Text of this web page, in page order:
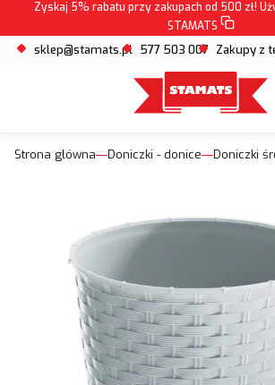
Zyskaj 5% rabatu przy zakupach od 500 zł!
STAMATS
sklep@stamats.pl 577 503 007 Zakupy z
Strona główna Doniczki - donice Doniczki